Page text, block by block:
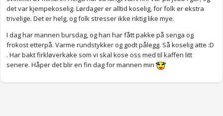
det var kjempekoselig. Lørdager er alltid koselig, for folk er ekstra
trivelige. Det er helg, og folk stresser ikke riktig like mye.
I dag har mannen bursdag, og han har fått pakke på senga og
frokost etterpå. Varme rundstykker og godt pålegg. Så koselig atte :D
. Har bakt firkløverkake som vi skal kose oss med til kaffen litt
senere. Håper det blir en fin dag for mannen min